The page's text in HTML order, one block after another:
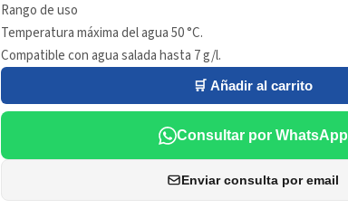
Rango de uso
Temperatura máxima del agua 50 °C.
Compatible con agua salada hasta 7 g/l.
🛒 Añadir al carrito
Consultar por WhatsApp
Enviar consulta por email